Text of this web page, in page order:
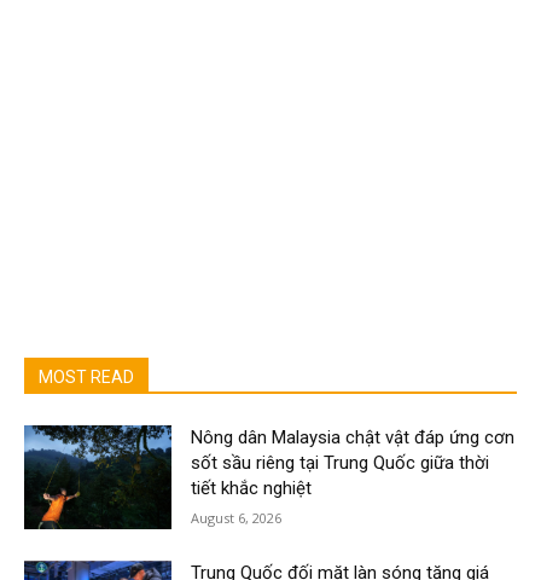
MOST READ
Nông dân Malaysia chật vật đáp ứng cơn
sốt sầu riêng tại Trung Quốc giữa thời
tiết khắc nghiệt
August 6, 2026
Trung Quốc đối mặt làn sóng tăng giá